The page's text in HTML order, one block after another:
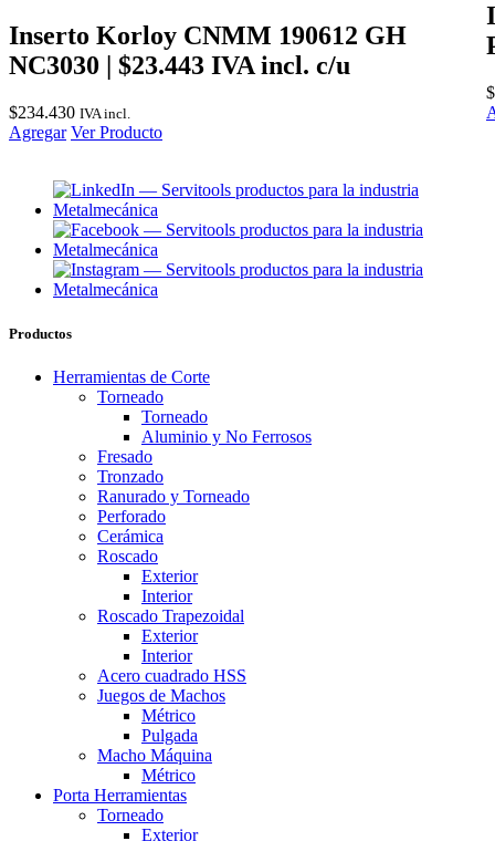
Inserto Korloy CNMM 190612 GH
NC3030 | $23.443 IVA incl. c/u
$234.430 IVA incl.
Agregar Ver Producto
$
Productos
Herramientas de Corte
Torneado
Torneado
Aluminio y No Ferrosos
Fresado
Tronzado
Ranurado y Torneado
Perforado
Cerámica
Roscado
Exterior
Interior
Roscado Trapezoidal
Exterior
Interior
Acero cuadrado HSS
Juegos de Machos
Métrico
Pulgada
Macho Máquina
Métrico
Porta Herramientas
Torneado
Exterior